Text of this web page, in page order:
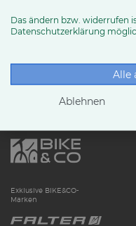
eingerichtete Konto
Exklusive BIKE&CO-
Marken
Das ändern bzw. widerrufen
Datenschutzerklärung
Alle
Ablehnen